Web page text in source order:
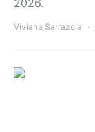
2026.
Viviana Sarrazola